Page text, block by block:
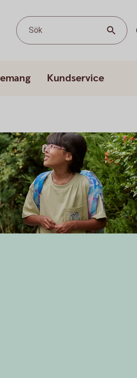
Sök
Kundservice